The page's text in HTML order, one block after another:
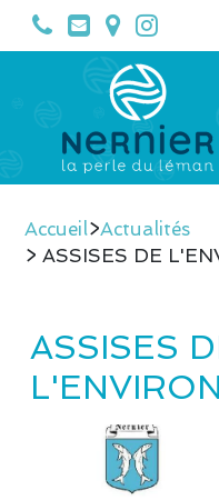
Accueil>Actualités
> ASSISES DE
ASSISES